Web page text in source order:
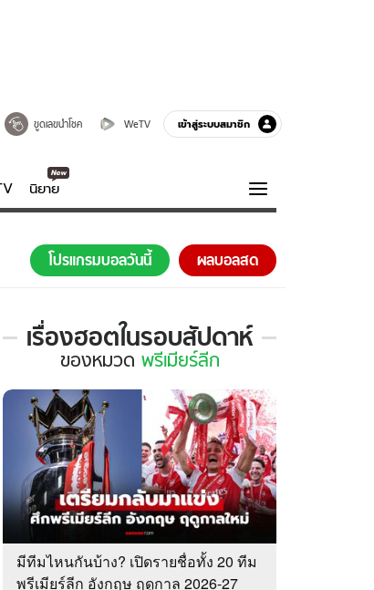
ขูดเลขนำโชค WeTV เข้าสู่ระบบสมาชิก
นิยาย
ความรู้รอบตัว
ฮาวทู
โปรแกรมบอลวันนี้ ผลบอลสด
เรื่องฮอตในรอบสัปดาห์
เรื่อง
ใน
รอบ
สัปดาห์
หมวด
พรีเมียร์
ลีก
ของหมวด พรีเมียร์ลีก
มีทีมไหนกันบ้าง? เปิดรายชื่อทั้ง 20 ทีม
พรีเมียร์ลีก อังกฤษ ฤดูกาล 2026-27